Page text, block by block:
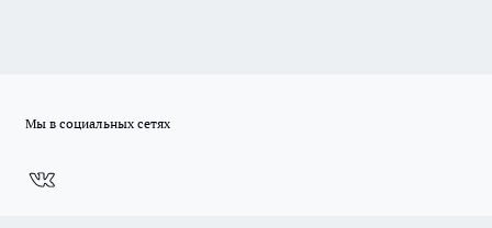
Мы в социальных сетях